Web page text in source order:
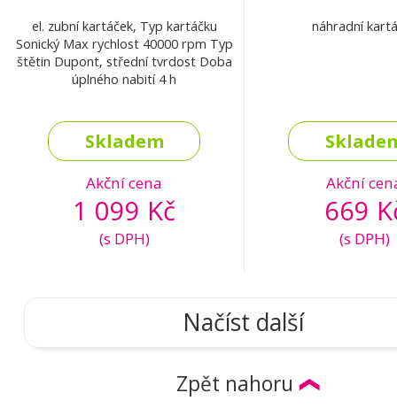
el. zubní kartáček, Typ kartáčku
Sonický Max rychlost 40000 rpm Typ
štětin Dupont, střední tvrdost Doba
úplného nabití 4 h
Skladem
Akční cena
1 099 Kč
(s DPH)
náhradní
Akční
669
(s DPH)
Načíst další
Zpět nahoru